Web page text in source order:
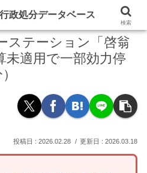
ステーション「啓翁
未適用で一部効力停
2026.02.28 2026.03.18
政処分データベース
検索